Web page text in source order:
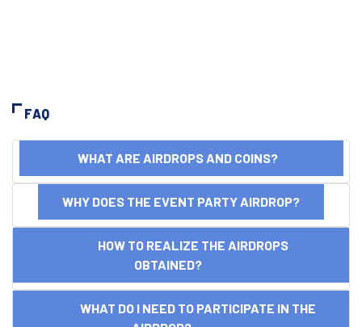
FAQ
WHAT ARE AIRDROPS AND COINS?
WHY DOES THE EVENT PARTY AIRDROP?
HOW TO REALIZE THE AIRDROPS
OBTAINED?
WHAT DO I NEED TO PARTICIPATE IN THE